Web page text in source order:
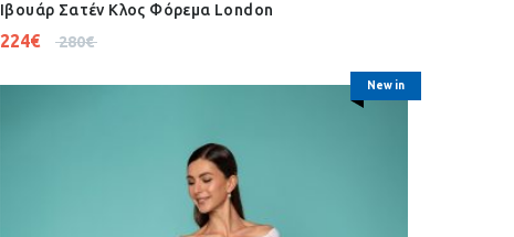
Ιβουάρ Σατέν Κλος Φόρεμα London
280€
224€
New in